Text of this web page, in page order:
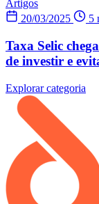
Artigos
20/03/2025
5
Taxa Selic
de investir e
Explorar categoria